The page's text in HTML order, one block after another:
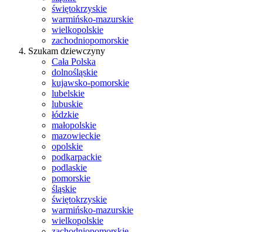
świętokrzyskie
warmińsko-mazurskie
wielkopolskie
zachodniopomorskie
Szukam dziewczyny
Cała Polska
dolnośląskie
kujawsko-pomorskie
lubelskie
lubuskie
łódzkie
małopolskie
mazowieckie
opolskie
podkarpackie
podlaskie
pomorskie
śląskie
świętokrzyskie
warmińsko-mazurskie
wielkopolskie